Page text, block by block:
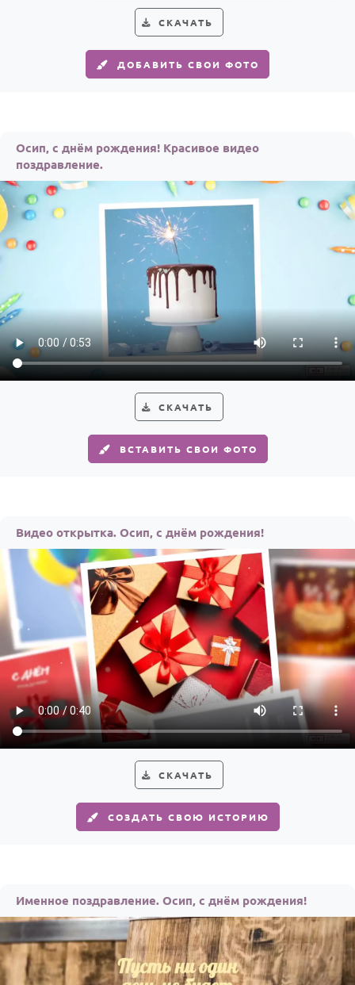
СКАЧАТЬ
ДОБАВИТЬ СВОИ ФОТО
Осип, с днём рождения! Красивое видео
поздравление.
СКАЧАТЬ
ВСТАВИТЬ СВОИ ФОТО
Видео открытка. Осип, с днём рождения!
СКАЧАТЬ
СОЗДАТЬ СВОЮ ИСТОРИЮ
Именное поздравление. Осип, с днём рождения!